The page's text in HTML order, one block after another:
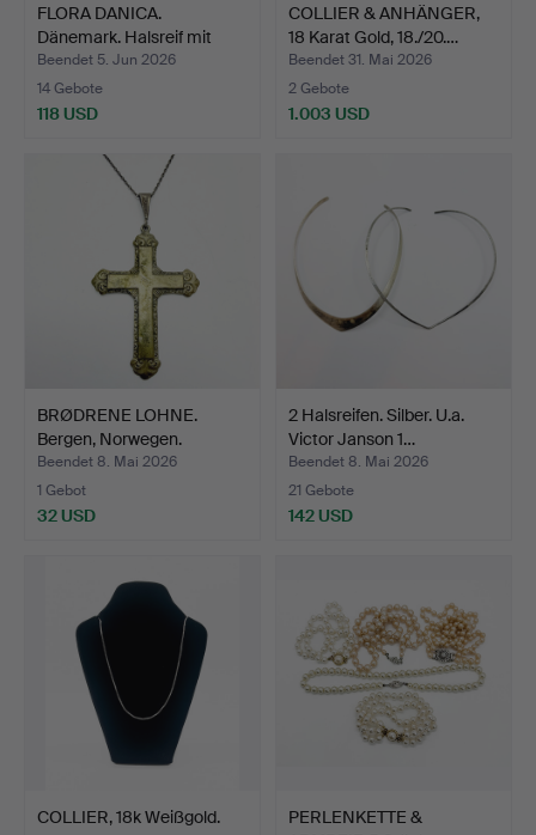
FLORA DANICA.
Dänemark. Halsreif mit
Anhän…
Beendet 5. Jun 2026
14 Gebote
118 USD
COLLIER & ANHÄNGER,
18 Karat Gold, 18./20.…
Beendet 31. Mai 2026
2 Gebote
1.003 USD
BRØDRENE LOHNE.
Bergen, Norwegen.
Nummerie…
Beendet 8. Mai 2026
1 Gebot
32 USD
2 Halsreifen. Silber. U.a.
Victor Janson 1…
Beendet 8. Mai 2026
21 Gebote
142 USD
COLLIER, 18k Weißgold.
PERLENKETTE &